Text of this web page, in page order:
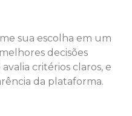
sua escolha em um
decisões
critérios claros, e
da plataforma.